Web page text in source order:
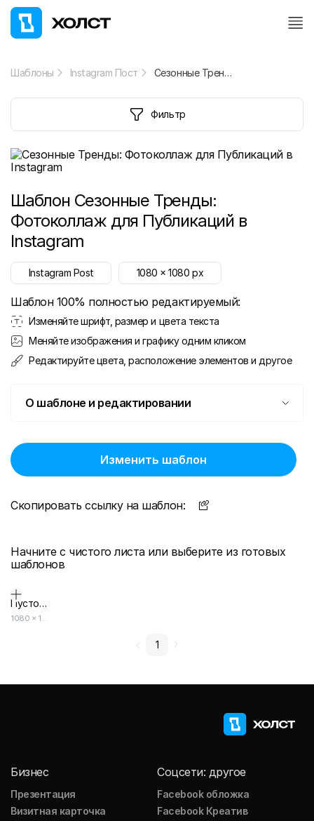
Шаблоны Instagram Пост Сезонные Тренды: Фотоколлаж для Публикаций в Instagram
Фильтр
Шаблон Сезонные Тренды:
Фотоколлаж для Публикаций в
Instagram
Instagram Post 1080 x1080 px
Шаблон 100% полностью редактируемый:
Изменяйте шрифт, размер и цвета текста
Меняйте изображения и графику одним кликом
Редактируйте цвета, расположение элементов и другое
О шаблоне и редактировании
Изменить шаблон
Скопировать ссылку на шаблон:
Начните с чистого листа или выберите из готовых
шаблонов
Пустой дизайн-макет
1080 × 1080
1
Бизнес
Презентация
Визитная карточка
Соцсети: другое
Facebook обложка
Facebook Креатив